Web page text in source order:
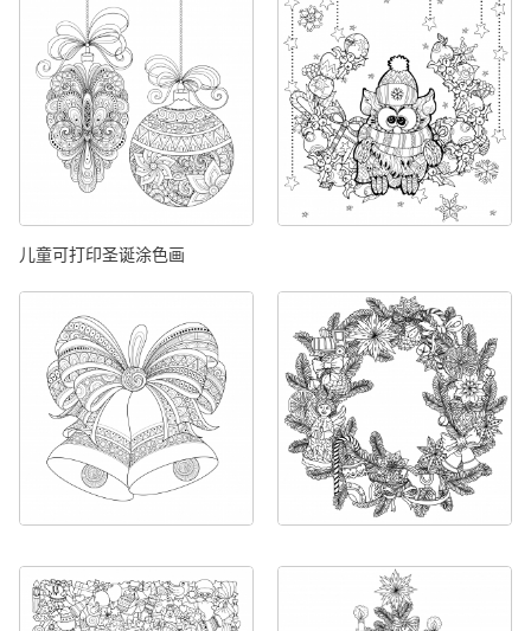
儿童可打印圣诞涂色画